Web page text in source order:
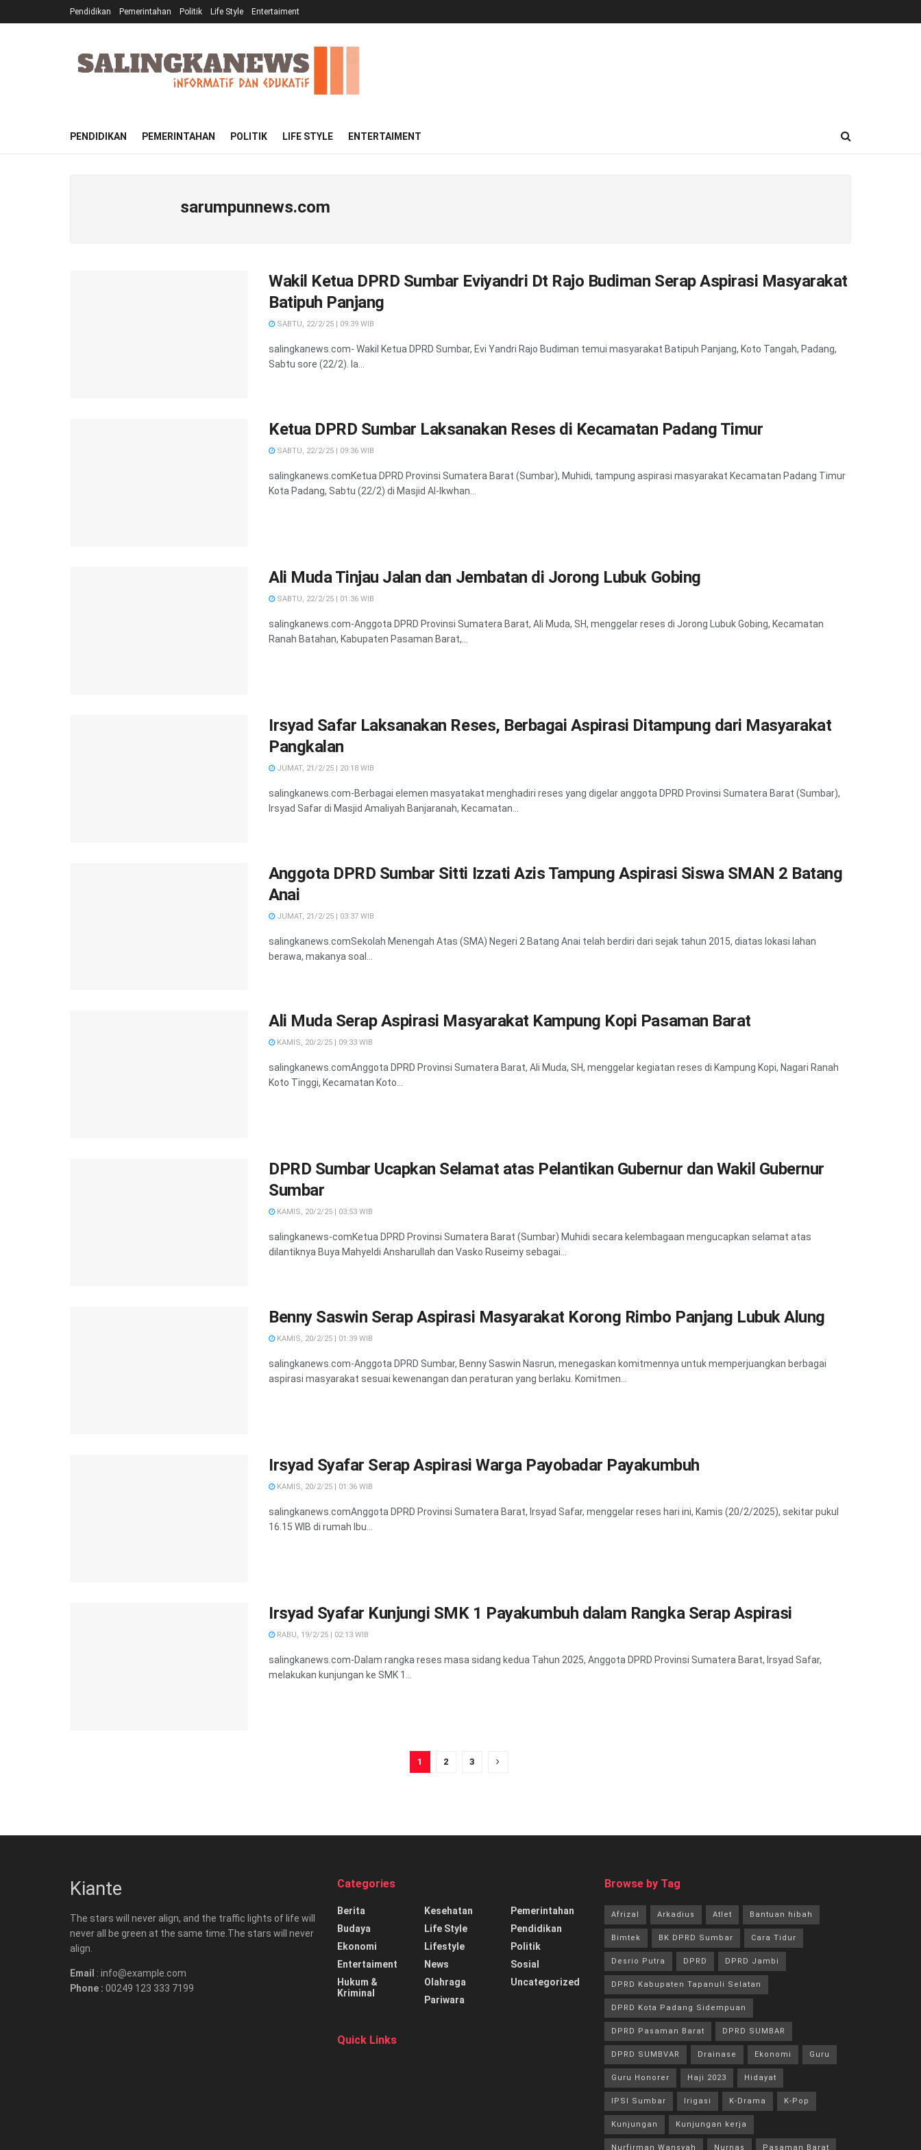
Pendidikan Pemerintahan Politik Life Style Entertaiment
PENDIDIKAN PEMERINTAHAN POLITIK LIFE STYLE ENTERTAIMENT
sarumpunnews.com
Wakil Ketua DPRD Sumbar Eviyandri Dt Rajo Budiman Serap Aspirasi Masyarakat
Batipuh Panjang
SABTU, 22/2/25 | 09:39 WIB
salingkanews.com- Wakil Ketua DPRD Sumbar, Evi Yandri Rajo Budiman temui masyarakat Batipuh Panjang, Koto Tangah, Padang,
Sabtu sore (22/2). Ia...
Ketua DPRD Sumbar Laksanakan Reses di Kecamatan Padang Timur
SABTU, 22/2/25 | 09:36 WIB
salingkanews.comKetua DPRD Provinsi Sumatera Barat (Sumbar), Muhidi, tampung aspirasi masyarakat Kecamatan Padang Timur
Kota Padang, Sabtu (22/2) di Masjid Al-Ikwhan...
Ali Muda Tinjau Jalan dan Jembatan di Jorong Lubuk Gobing
SABTU, 22/2/25 | 01:36 WIB
salingkanews.com-Anggota DPRD Provinsi Sumatera Barat, Ali Muda, SH, menggelar reses di Jorong Lubuk Gobing, Kecamatan
Ranah Batahan, Kabupaten Pasaman Barat,...
Irsyad Safar Laksanakan Reses, Berbagai Aspirasi Ditampung dari Masyarakat
Pangkalan
JUMAT, 21/2/25 | 20:18 WIB
salingkanews.com-Berbagai elemen masyatakat menghadiri reses yang digelar anggota DPRD Provinsi Sumatera Barat (Sumbar),
Irsyad Safar di Masjid Amaliyah Banjaranah, Kecamatan...
Anggota DPRD Sumbar Sitti Izzati Azis Tampung Aspirasi Siswa SMAN 2 Batang
Anai
JUMAT, 21/2/25 | 03:37 WIB
salingkanews.comSekolah Menengah Atas (SMA) Negeri 2 Batang Anai telah berdiri dari sejak tahun 2015, diatas lokasi lahan
berawa, makanya soal...
Ali Muda Serap Aspirasi Masyarakat Kampung Kopi Pasaman Barat
KAMIS, 20/2/25 | 09:33 WIB
salingkanews.comAnggota DPRD Provinsi Sumatera Barat, Ali Muda, SH, menggelar kegiatan reses di Kampung Kopi, Nagari Ranah
Koto Tinggi, Kecamatan Koto...
DPRD Sumbar Ucapkan Selamat atas Pelantikan Gubernur dan Wakil Gubernur
Sumbar
KAMIS, 20/2/25 | 03:53 WIB
salingkanews-comKetua DPRD Provinsi Sumatera Barat (Sumbar) Muhidi secara kelembagaan mengucapkan selamat atas
dilantiknya Buya Mahyeldi Ansharullah dan Vasko Ruseimy sebagai...
Benny Saswin Serap Aspirasi Masyarakat Korong Rimbo Panjang Lubuk Alung
KAMIS, 20/2/25 | 01:39 WIB
salingkanews.com-Anggota DPRD Sumbar, Benny Saswin Nasrun, menegaskan komitmennya untuk memperjuangkan berbagai
aspirasi masyarakat sesuai kewenangan dan peraturan yang berlaku. Komitmen...
Irsyad Syafar Serap Aspirasi Warga Payobadar Payakumbuh
KAMIS, 20/2/25 | 01:36 WIB
salingkanews.comAnggota DPRD Provinsi Sumatera Barat, Irsyad Safar, menggelar reses hari ini, Kamis (20/2/2025), sekitar pukul
16.15 WIB di rumah Ibu...
Irsyad Syafar Kunjungi SMK 1 Payakumbuh dalam Rangka Serap Aspirasi
RABU, 19/2/25 | 02:13 WIB
salingkanews.com-Dalam rangka reses masa sidang kedua Tahun 2025, Anggota DPRD Provinsi Sumatera Barat, Irsyad Safar,
melakukan kunjungan ke SMK 1...
1 2 3
Kiante
The stars will never align, and the traffic lights of life will
never all be green at the same time.The stars will never
align.
Email : info@example.com
Phone : 00249 123 333 7199
Categories
Berita
Budaya
Ekonomi
Entertaiment
Hukum &
Kriminal
Kesehatan
Life Style
Lifestyle
News
Olahraga
Pariwara
Pemerintahan
Pendidikan
Politik
Sosial
Uncategorized
Quick Links
Browse by Tag
Afrizal Arkadius Atlet Bantuan hibah
Bimtek BK DPRD Sumbar Cara Tidur
Desrio Putra DPRD DPRD Jambi
DPRD Kabupaten Tapanuli Selatan
DPRD Kota Padang Sidempuan
DPRD Pasaman Barat DPRD SUMBAR
DPRD SUMBVAR Drainase Ekonomi Guru
Guru Honorer Haji 2023 Hidayat
IPSI Sumbar Irigasi K-Drama K-Pop
Kunjungan Kunjungan kerja
Nurfirman Wansyah Nurnas Pasaman Barat